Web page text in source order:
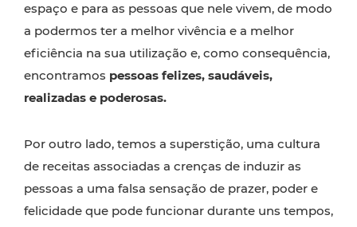
espaço e para as pessoas que nele vivem, de modo
a podermos ter a melhor vivência e a melhor
eficiência na sua utilização e, como consequência,
encontramos pessoas felizes, saudáveis,
realizadas e poderosas.
Por outro lado, temos a superstição, uma cultura
de receitas associadas a crenças de induzir as
pessoas a uma falsa sensação de prazer, poder e
felicidade que pode funcionar durante uns tempos,